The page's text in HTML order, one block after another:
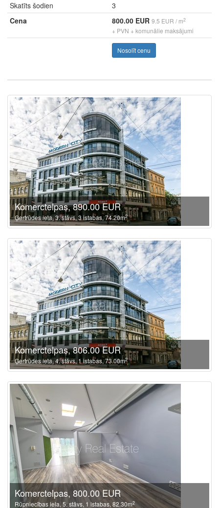
Skatīts šodien
3
Cena
800.00 EUR 9.5 EUR / m2
+ PVN + komunālie maksājumi
Nosolīt cenu
Komerctelpas, 890.00 EUR
Ģertrūdes iela, 3. stāvs, 3 istabas, 74.20m2
Komerctelpas, 806.00 EUR
Ģertrūdes iela, 4. stāvs, 1 istabas, 73.00m2
Komerctelpas, 800.00 EUR
Rūpniecības iela, 5. stāvs, 1 istabas, 82.30m2